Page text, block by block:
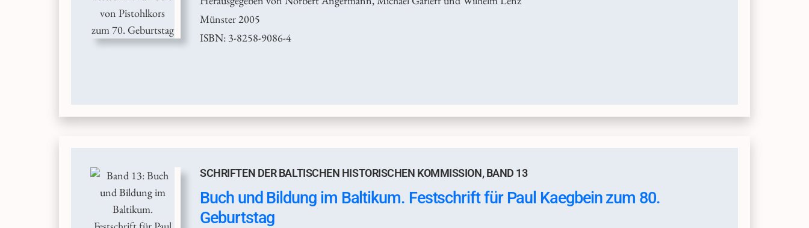
Münster 2005
ISBN: 3-8258-9086-4
SCHRIFTEN DER BALTISCHEN HISTORISCHEN KOMMISSION, BAND 13
Buch und Bildung im Baltikum. Festschrift für Paul Kaegbein zum 80.
Geburtstag